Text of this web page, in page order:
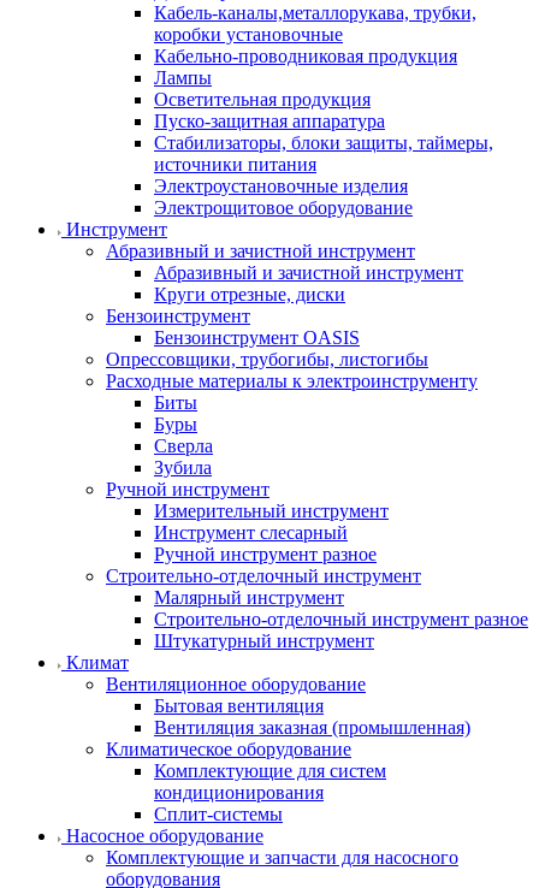
Кабель-каналы,металлорукава, трубки,
коробки установочные
Кабельно-проводниковая продукция
Лампы
Осветительная продукция
Пуско-защитная аппаратура
Стабилизаторы, блоки защиты, таймеры,
источники питания
Электроустановочные изделия
Электрощитовое оборудование
Инструмент
Абразивный и зачистной инструмент
Абразивный и зачистной инструмент
Круги отрезные, диски
Бензоинструмент
Бензоинструмент OASIS
Опрессовщики, трубогибы, листогибы
Расходные материалы к электроинструменту
Биты
Буры
Сверла
Зубила
Ручной инструмент
Измерительный инструмент
Инструмент слесарный
Ручной инструмент разное
Строительно-отделочный инструмент
Малярный инструмент
Строительно-отделочный инструмент разное
Штукатурный инструмент
Климат
Вентиляционное оборудование
Бытовая вентиляция
Вентиляция заказная (промышленная)
Климатическое оборудование
Комплектующие для систем
кондиционирования
Сплит-системы
Насосное оборудование
Комплектующие и запчасти для насосного
оборудования